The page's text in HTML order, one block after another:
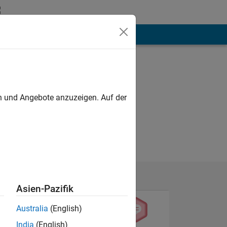
Angebote anzuzeigen. Auf der
Asien-Pazifik
Australia (English)
India (English)